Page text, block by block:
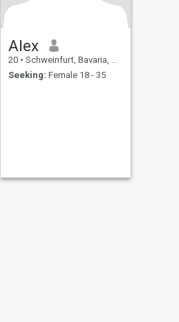
Alex
20 • Schweinfurt, Bavaria, Germany
Seeking: Female 18 - 35